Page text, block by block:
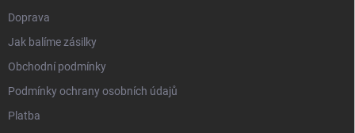
Doprava
Jak balíme zásilky
Obchodní podmínky
Podmínky ochrany osobních údajů
Platba